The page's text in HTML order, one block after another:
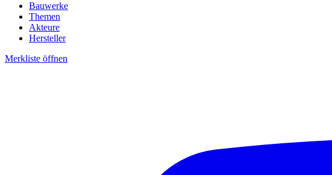
Bauwerke
Themen
Akteure
Hersteller
Merkliste öffnen